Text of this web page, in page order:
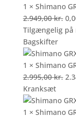
1 × Shimano
2.949,00kr.
Tilgængelig på
Bagskifter
1 × Shimano
2.995,00kr.
Kranksæt
1 × Shimano